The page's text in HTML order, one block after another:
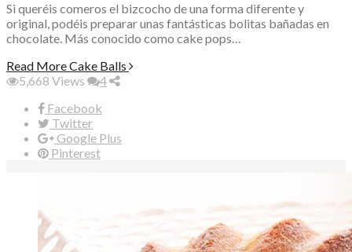
Si queréis comeros el bizcocho de una forma diferente y
original, podéis preparar unas fantásticas bolitas bañadas en
chocolate. Más conocido como cake pops…
Read MoreCake Balls
5,668 Views
4
Facebook
Twitter
Google Plus
Pinterest